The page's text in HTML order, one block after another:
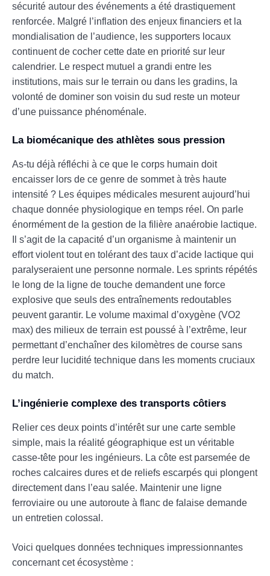
sécurité autour des événements a été drastiquement
renforcée. Malgré l’inflation des enjeux financiers et la
mondialisation de l’audience, les supporters locaux
continuent de cocher cette date en priorité sur leur
calendrier. Le respect mutuel a grandi entre les
institutions, mais sur le terrain ou dans les gradins, la
volonté de dominer son voisin du sud reste un moteur
d’une puissance phénoménale.
La biomécanique des athlètes sous pression
As-tu déjà réfléchi à ce que le corps humain doit
encaisser lors de ce genre de sommet à très haute
intensité ? Les équipes médicales mesurent aujourd’hui
chaque donnée physiologique en temps réel. On parle
énormément de la gestion de la filière anaérobie lactique.
Il s’agit de la capacité d’un organisme à maintenir un
effort violent tout en tolérant des taux d’acide lactique qui
paralyseraient une personne normale. Les sprints répétés
le long de la ligne de touche demandent une force
explosive que seuls des entraînements redoutables
peuvent garantir. Le volume maximal d’oxygène (VO2
max) des milieux de terrain est poussé à l’extrême, leur
permettant d’enchaîner des kilomètres de course sans
perdre leur lucidité technique dans les moments cruciaux
du match.
L’ingénierie complexe des transports côtiers
Relier ces deux points d’intérêt sur une carte semble
simple, mais la réalité géographique est un véritable
casse-tête pour les ingénieurs. La côte est parsemée de
roches calcaires dures et de reliefs escarpés qui plongent
directement dans l’eau salée. Maintenir une ligne
ferroviaire ou une autoroute à flanc de falaise demande
un entretien colossal.
Voici quelques données techniques impressionnantes
concernant cet écosystème :